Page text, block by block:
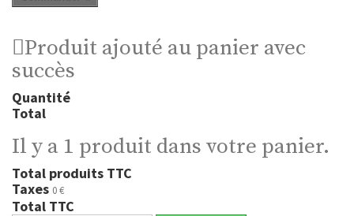
Produit ajouté au panier avec
succès
Quantité
Total
Il y a 1 produit dans votre panier.
Total produits TTC
Taxes 0 €
Total TTC